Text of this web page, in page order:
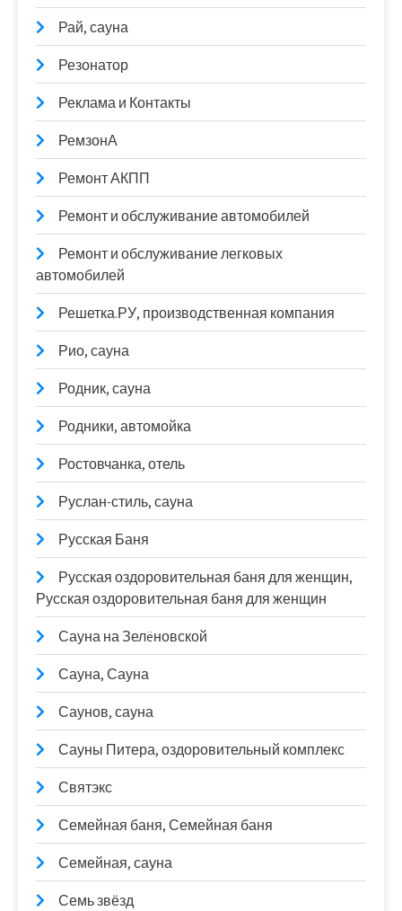
Рай, сауна
Резонатор
Реклама и Контакты
РемзонА
Ремонт АКПП
Ремонт и обслуживание автомобилей
Ремонт и обслуживание легковых
автомобилей
Решетка.РУ, производственная компания
Рио, сауна
Родник, сауна
Родники, автомойка
Ростовчанка, отель
Руслан-стиль, сауна
Русская Баня
Русская оздоровительная баня для женщин,
Русская оздоровительная баня для женщин
Сауна на Зелëновской
Сауна, Сауна
Саунов, сауна
Сауны Питера, оздоровительный комплекс
Святэкс
Семейная баня, Семейная баня
Семейная, сауна
Семь звёзд